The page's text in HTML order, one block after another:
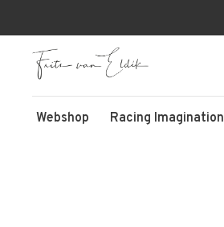
Webshop Racing Imagination